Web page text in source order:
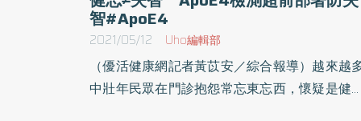
智#ApoE4
2021/05/12 Uho編輯部
（優活健康網記者黃苡安／綜合報導）越來越
中壯年民眾在門診抱怨常忘東忘西，懷疑是健忘